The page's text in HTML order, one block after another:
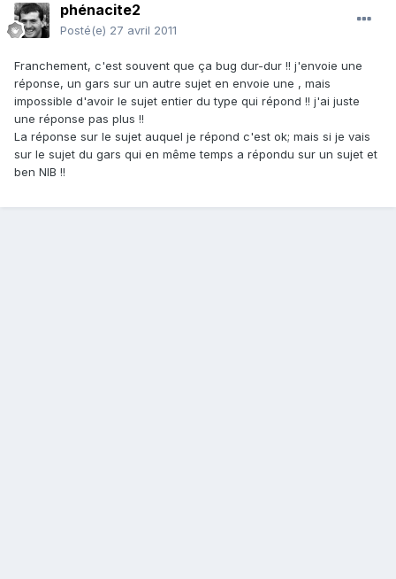
phénacite2
Posté(e) 27 avril 2011
Franchement, c'est souvent que ça bug dur-dur !! j'envoie une
réponse, un gars sur un autre sujet en envoie une , mais
impossible d'avoir le sujet entier du type qui répond !! j'ai juste
une réponse pas plus !!
La réponse sur le sujet auquel je répond c'est ok; mais si je vais
sur le sujet du gars qui en même temps a répondu sur un sujet et
ben NIB !!